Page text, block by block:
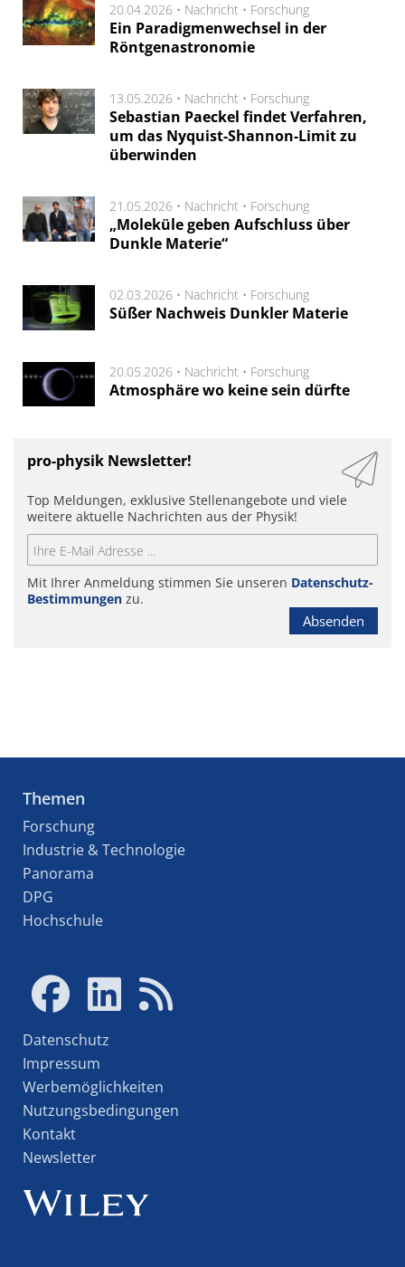
20.04.2026 • Nachricht • Forschung
Ein Paradigmenwechsel in der
Röntgenastronomie
13.05.2026 • Nachricht • Forschung
Sebastian Paeckel findet Verfahren,
um das Nyquist-Shannon-Limit zu
überwinden
21.05.2026 • Nachricht • Forschung
„Moleküle geben Aufschluss über
Dunkle Materie“
02.03.2026 • Nachricht • Forschung
Süßer Nachweis Dunkler Materie
20.05.2026 • Nachricht • Forschung
Atmosphäre wo keine sein dürfte
pro-physik Newsletter!
Top Meldungen, exklusive Stellenangebote und viele
weitere aktuelle Nachrichten aus der Physik!
Mit Ihrer Anmeldung stimmen Sie unseren Datenschutz-
Bestimmungen zu.
Absenden
Themen
Forschung
Industrie & Technologie
Panorama
DPG
Hochschule
Datenschutz
Impressum
Werbemöglichkeiten
Nutzungsbedingungen
Kontakt
Newsletter